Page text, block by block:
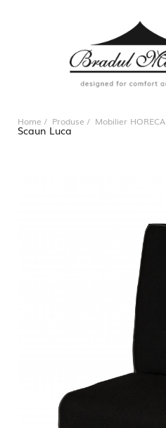
Home Produse Mobilier HORECA
Scaun Luca